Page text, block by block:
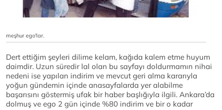
meşhur ego'lar.
Dert ettiğim şeyleri dilime kelam, kağıda kalem etme huyum
daimdir. Uzun süredir lal olan bu sayfayı doldurmamın nihai
nedeni ise yapılan indirim ve mevcut geri alma kararıyla
yoğun gündemin içinde anasayfalarda yer alabilme
başarısını göstermiş ufak bir haber başlığıyla ilgili. Ankara’da
dolmuş ve ego 2 gün içinde %80 indirim ve bir o kadar